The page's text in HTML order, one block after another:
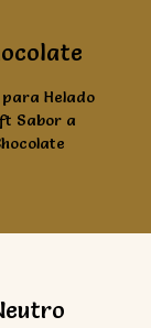
Helado
Sabor a